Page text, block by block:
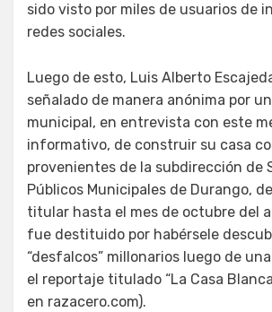
sido visto por miles de usuarios de
redes sociales.
Luego de esto, Luis Alberto
señalado de manera anónima por
municipal, en entrevista con este
informativo, de construir su casa
provenientes de la subdirección de
Públicos Municipales de Durango,
titular hasta el mes de octubre del
fue destituido por habérsele
“desfalcos” millonarios luego de
el reportaje titulado “La Casa
en razacero.com).